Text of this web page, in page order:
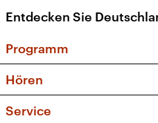
Entdecken Sie
Programm
Sendungen und
Musikliste
Hören
Service